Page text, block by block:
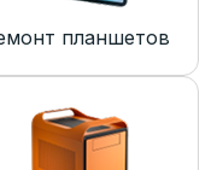
планшетов